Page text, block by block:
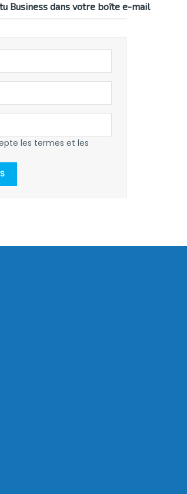
Business dans votre boîte e-mail
les termes et les